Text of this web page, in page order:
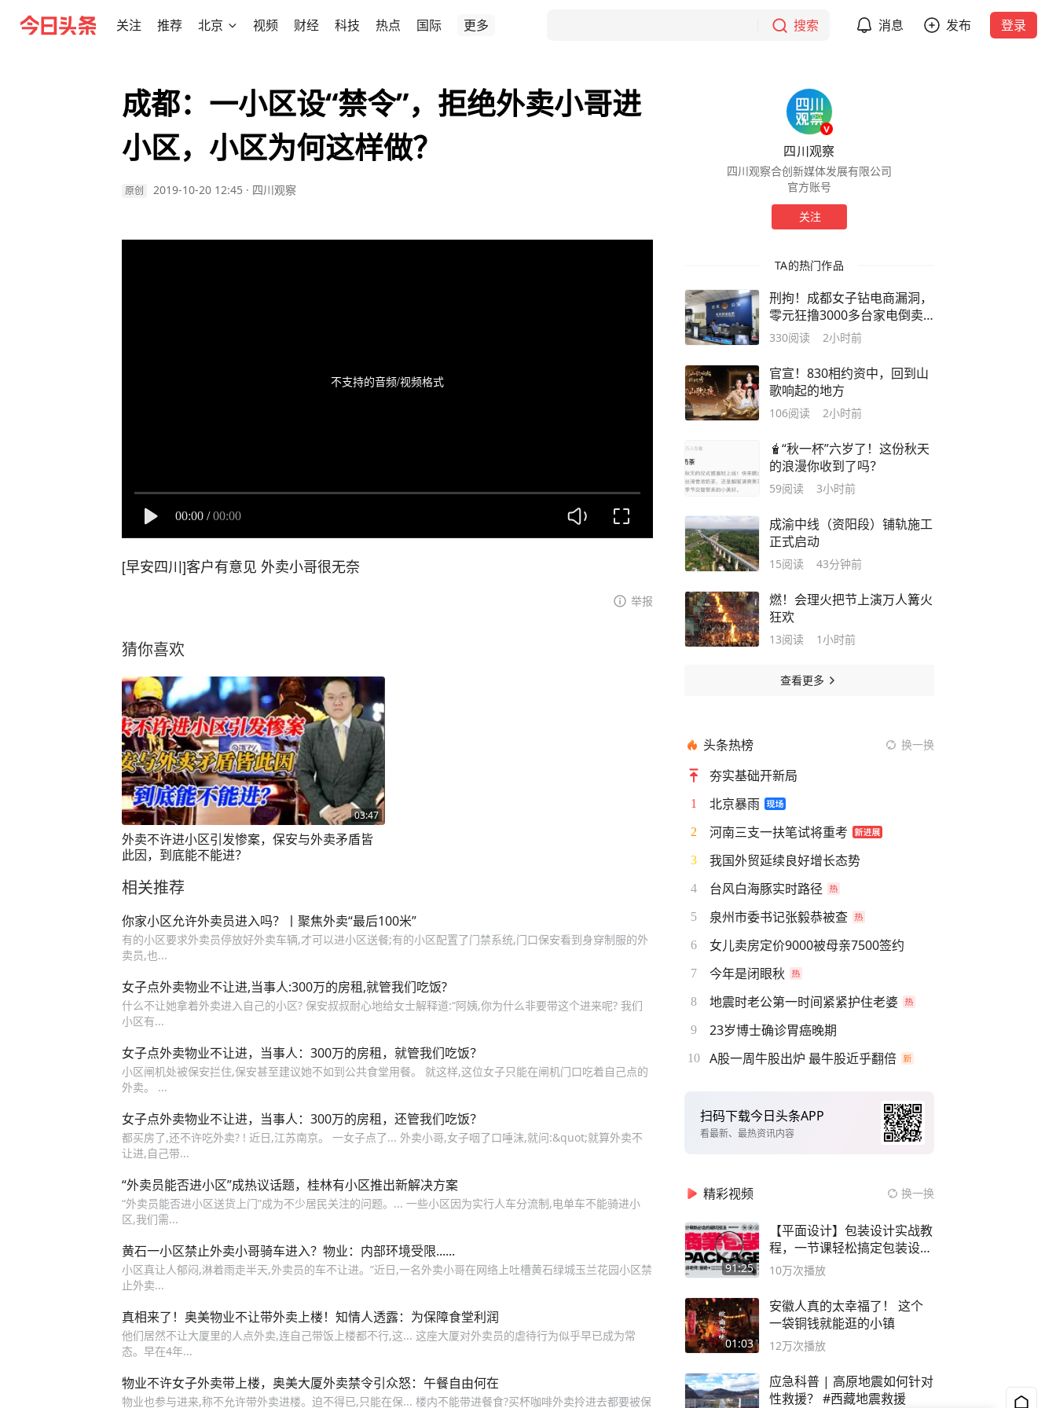
关注 推荐 北京 视频 财经 科技 热点 国际 更多 搜索 消息 发布 登录
成都：一小区设“禁令”，拒绝外卖小哥进
小区，小区为何这样做？
原创 2019-10-20 12:45 · 四川观察
不支持的音频/视频格式
00:00 / 00:00
[早安四川]客户有意见 外卖小哥很无奈
举报
猜你喜欢
03:47
外卖不许进小区引发惨案，保安与外卖矛盾皆
此因，到底能不能进？
相关推荐
你家小区允许外卖员进入吗？丨聚焦外卖“最后100米”
有的小区要求外卖员停放好外卖车辆,才可以进小区送餐;有的小区配置了门禁系统,门口保安看到身穿制服的外
卖员,也...
女子点外卖物业不让进,当事人:300万的房租,就管我们吃饭?
什么不让她拿着外卖进入自己的小区? 保安叔叔耐心地给女士解释道:“阿姨,你为什么非要带这个进来呢? 我们
小区有...
女子点外卖物业不让进，当事人：300万的房租，就管我们吃饭？
小区闸机处被保安拦住,保安甚至建议她不如到公共食堂用餐。 就这样,这位女子只能在闸机门口吃着自己点的
外卖。 ...
女子点外卖物业不让进，当事人：300万的房租，还管我们吃饭？
都买房了,还不许吃外卖? ! 近日,江苏南京。 一女子点了... 外卖小哥,女子咽了口唾沫,就问:&quot;就算外卖不
让进,自己带...
“外卖员能否进小区”成热议话题，桂林有小区推出新解决方案
“外卖员能否进小区送货上门”成为不少居民关注的问题。... 一些小区因为实行人车分流制,电单车不能骑进小
区,我们需...
黄石一小区禁止外卖小哥骑车进入？物业：内部环境受限......
小区真让人郁闷,淋着雨走半天,外卖员的车不让进。”近日,一名外卖小哥在网络上吐槽黄石绿城玉兰花园小区禁
止外卖...
真相来了！奥美物业不让带外卖上楼！知情人透露：为保障食堂利润
他们居然不让大厦里的人点外卖,连自己带饭上楼都不行,这... 这座大厦对外卖员的虐待行为似乎早已成为常
态。早在4年...
物业不许女子外卖带上楼，奥美大厦外卖禁令引众怒：午餐自由何在
物业也参与进来,称不允许带外卖进楼。迫不得已,只能在保... 楼内不能带进餐食?买杯咖啡外卖拎进去都要被保
四川观察
四川观察合创新媒体发展有限公司
官方账号
关注
TA的热门作品
刑拘！成都女子钻电商漏洞，
零元狂撸3000多台家电倒卖
百万
330阅读 2小时前
官宣！830相约资中，回到山
歌响起的地方
106阅读 2小时前
🧋“秋一杯”六岁了！这份秋天
的浪漫你收到了吗？
59阅读 3小时前
成渝中线（资阳段）铺轨施工
正式启动
15阅读 43分钟前
燃！会理火把节上演万人篝火
狂欢
13阅读 1小时前
查看更多
头条热榜 换一换
夯实基础开新局
1 北京暴雨
2 河南三支一扶笔试将重考
3 我国外贸延续良好增长态势
4 台风白海豚实时路径
5 泉州市委书记张毅恭被查
6 女儿卖房定价9000被母亲7500签约
7 今年是闭眼秋
8 地震时老公第一时间紧紧护住老婆
9 23岁博士确诊胃癌晚期
10 A股一周牛股出炉 最牛股近乎翻倍
扫码下载今日头条APP
看最新、最热资讯内容
精彩视频 换一换
91:25
【平面设计】包装设计实战教
程，一节课轻松搞定包装设计
流程！
10万次播放
01:03
安徽人真的太幸福了！ 这个
一袋铜钱就能逛的小镇
12万次播放
应急科普 | 高原地震如何针对
性救援？ #西藏地震救援